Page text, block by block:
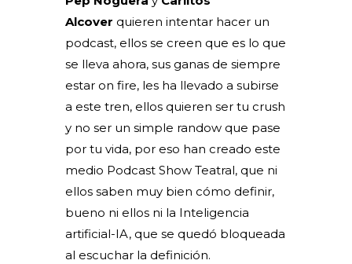
Alcover quieren intentar hacer un
podcast, ellos se creen que es lo que
se lleva ahora, sus ganas de siempre
estar on fire, les ha llevado a subirse
a este tren, ellos quieren ser tu crush
y no ser un simple randow que pase
por tu vida, por eso han creado este
medio Podcast Show Teatral, que ni
ellos saben muy bien cómo definir,
bueno ni ellos ni la Inteligencia
artificial-IA, que se quedó bloqueada
al escuchar la definición.